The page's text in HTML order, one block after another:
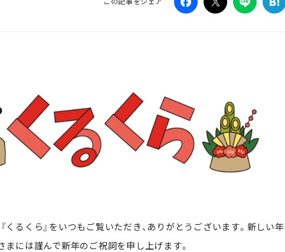
るくら』をいつもご覧いただき、ありがとうございます。新しい年
まには謹んで新年のご祝詞を申し上げます。